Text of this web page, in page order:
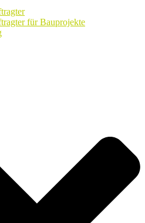
für Bauprojekte